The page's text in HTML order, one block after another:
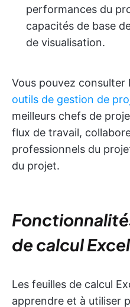
performances du
capacités de base
de visualisation.
Vous pouvez consulter
outils de gestion de
meilleurs chefs de
flux de travail,
professionnels du
du projet.
de calcul Excel
Les feuilles de calcul
apprendre et à utiliser